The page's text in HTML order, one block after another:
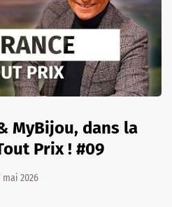
MyBijou, dans la
Prix ! #09
mai 2026